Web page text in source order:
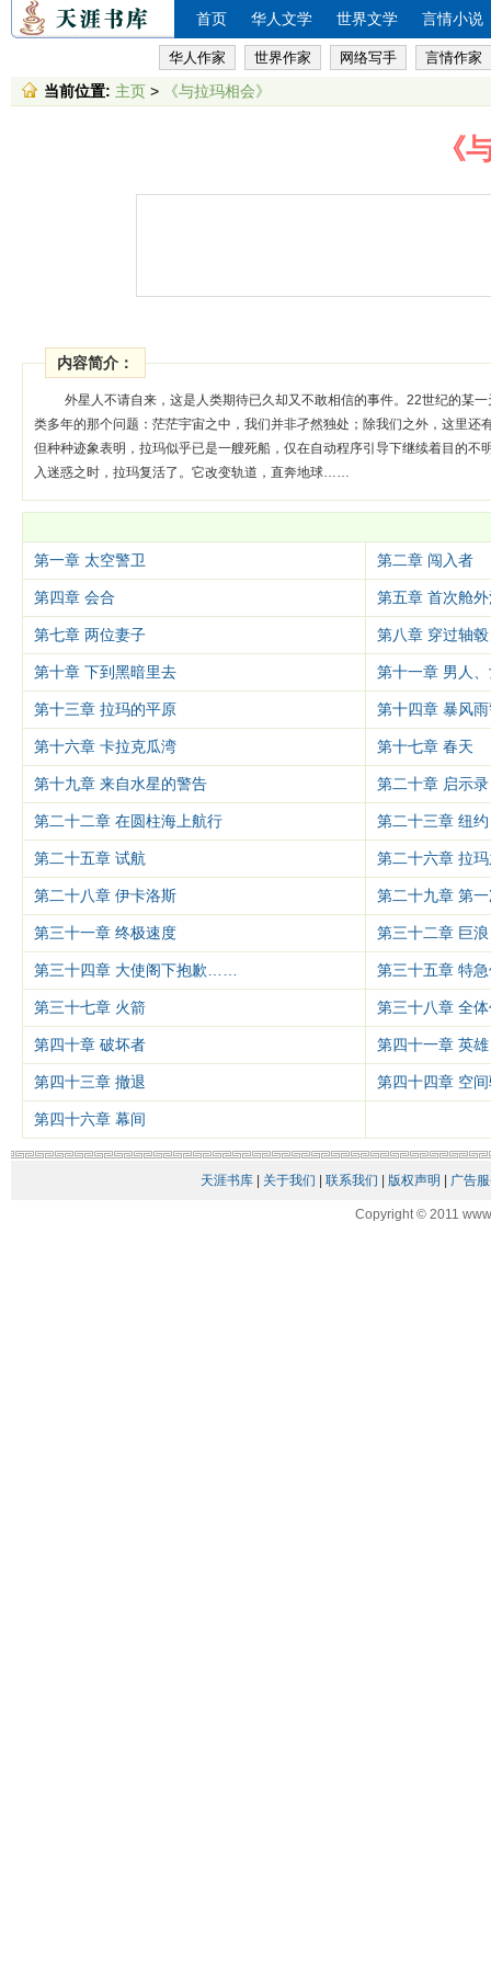
首页 华人文学 世界文学 言情小说
华人作家 世界作家 网络写手 言情作家
当前位置: 主页 > 《与拉玛相会》
《
内容简介：
外星人不请自来，这是人类期待已久却又不敢相信的事件。22世纪的
类多年的那个问题：茫茫宇宙之中，我们并非孑然独处；除我们之外，这里
但种种迹象表明，拉玛似乎已是一艘死船，仅在自动程序引导下继续着目的
入迷惑之时，拉玛复活了。它改变轨道，直奔地球……
第一章 太空警卫 第二章 闯入者
第四章 会合 第五章 首次舱
第七章 两位妻子 第八章 穿过轴毂
第十章 下到黑暗里去 第十一章 男人
第十三章 拉玛的平原 第十四章 暴风
第十六章 卡拉克瓜湾 第十七章 春天
第十九章 来自水星的警告 第二十章 启示录
第二十二章 在圆柱海上航行 第二十三章 纽约
第二十五章 试航 第二十六章 拉
第二十八章 伊卡洛斯 第二十九章 第
第三十一章 终极速度 第三十二章 巨浪
第三十四章 大使阁下抱歉…… 第三十五章 特
第三十七章 火箭 第三十八章 全
第四十章 破坏者 第四十一章 英雄
第四十三章 撤退 第四十四章 空
第四十六章 幕间
天涯书库| 关于我们 联系我们 版权声明 广告
Copyright © 2011